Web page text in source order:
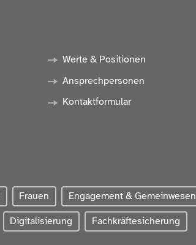
Werte & Positionen
Ansprechpersonen
Kontaktformular
Frauen Engagement & Gemeinwesen
Digitalisierung Fachkräftesicherung